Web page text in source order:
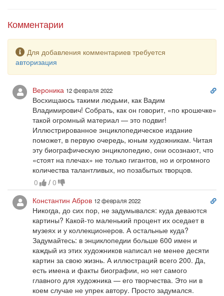
Комментарии
Предупреждение
Для добавления комментариев требуется
авторизация
Вероника 12 февраля 2022
Восхищаюсь такими людьми, как Вадим
Владимирович! Собрать, как он говорит, «по крошечке»
такой огромный материал — это подвиг!
Иллюстрированное энциклопедическое издание
поможет, в первую очередь, юным художникам. Читая
эту биографическую энциклопедию, они осознают, что
«стоят на плечах» не только гигантов, но и огромного
количества талантливых, но позабытых творцов.
0
/ 0
Константин Абров 12 февраля 2022
Никогда, до сих пор, не задумывался: куда деваются
картины? Какой-то маленький процент их оседает в
музеях и у коллекционеров. А остальные куда?
Задумайтесь: в энциклопедии больше 600 имен и
каждый из этих художников написал не менее десяти
картин за свою жизнь. А иллюстраций всего 200. Да,
есть имена и факты биографии, но нет самого
главного для художника — его творчества. Это ни в
коем случае не упрек автору. Просто задумался.